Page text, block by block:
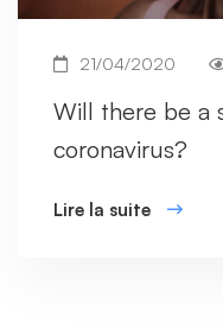
21/04/2020
Will there be a
coronavirus?
Lire la suite